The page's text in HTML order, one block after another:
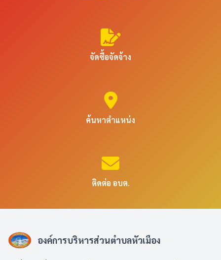
จัดซื้อจัดจ้าง
ค้นหาตำแหน่ง
ติดต่อ อบต.
องค์การบริหารส่วนตำบลหัวเมือง